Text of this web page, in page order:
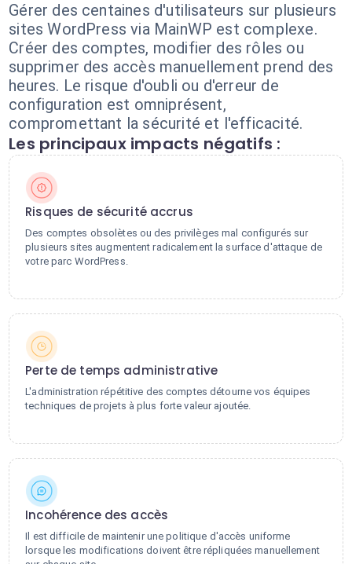
Gérer des centaines d'utilisateurs sur plusieurs
sites WordPress via MainWP est complexe.
Créer des comptes, modifier des rôles ou
supprimer des accès manuellement prend des
heures. Le risque d'oubli ou d'erreur de
configuration est omniprésent,
compromettant la sécurité et l'efficacité.
Les principaux impacts négatifs :
Risques de sécurité accrus
Des comptes obsolètes ou des privilèges mal configurés sur
plusieurs sites augmentent radicalement la surface d'attaque de
votre parc WordPress.
Perte de temps administrative
L'administration répétitive des comptes détourne vos équipes
techniques de projets à plus forte valeur ajoutée.
Incohérence des accès
Il est difficile de maintenir une politique d'accès uniforme
lorsque les modifications doivent être répliquées manuellement